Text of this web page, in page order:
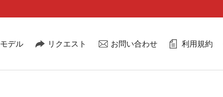
モデル リクエスト お問い合わせ 利用規約